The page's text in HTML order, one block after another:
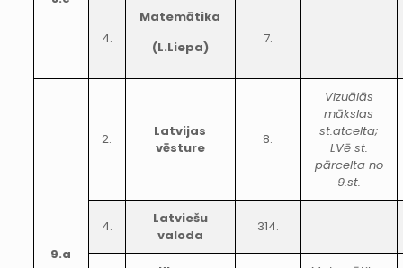
4.
Matemātika
(L.Liepa)
7.
9.a
2.
Latvijas
vēsture
8.
Vizuālās
mākslas
st.atcelta;
LVē st.
pārcelta no
9.st.
4.
Latviešu
valoda
314.